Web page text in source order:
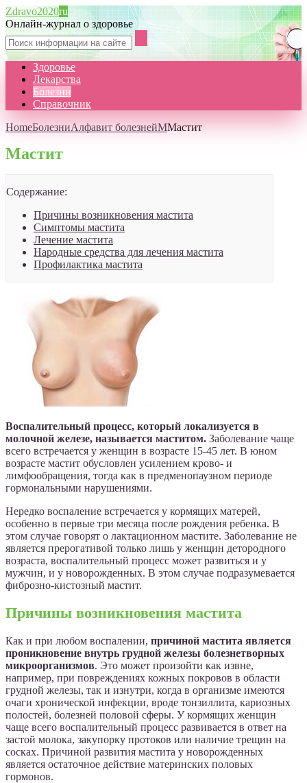
Zdravo2020ru
Онлайн-журнал о здоровье
Здоровье
Лекарства
Болезни
Справочник
HomeБолезниАлфавит болезнейММастит
Мастит
Содержание:
Причины возникновения мастита
Симптомы мастита
Лечение мастита
Народные средства для лечения мастита
Профилактика мастита
Воспалительный процесс, который локализуется в
молочной железе, называется маститом. Заболевание чаще
всего встречается у женщин в возрасте 15-45 лет. В юном
возрасте мастит обусловлен усилением крово- и
лимфообращения, тогда как в предменопаузном периоде
гормональными нарушениями.
Нередко воспаление встречается у кормящих матерей,
особенно в первые три месяца после рождения ребенка. В
этом случае говорят о лактационном мастите. Заболевание не
является прерогативой только лишь у женщин детородного
возраста, воспалительный процесс может развиться и у
мужчин, и у новорожденных. В этом случае подразумевается
фиброзно-кистозный мастит.
Причины возникновения мастита
Как и при любом воспалении, причиной мастита является
проникновение внутрь грудной железы болезнетворных
микроорганизмов. Это может произойти как извне,
например, при повреждениях кожных покровов в области
грудной железы, так и изнутри, когда в организме имеются
очаги хронической инфекции, вроде тонзиллита, кариозных
полостей, болезней половой сферы. У кормящих женщин
чаще всего воспалительный процесс развивается в ответ на
застой молока, закупорку протоков или наличие трещин на
сосках. Причиной развития мастита у новорожденных
является остаточное действие материнских половых
гормонов.